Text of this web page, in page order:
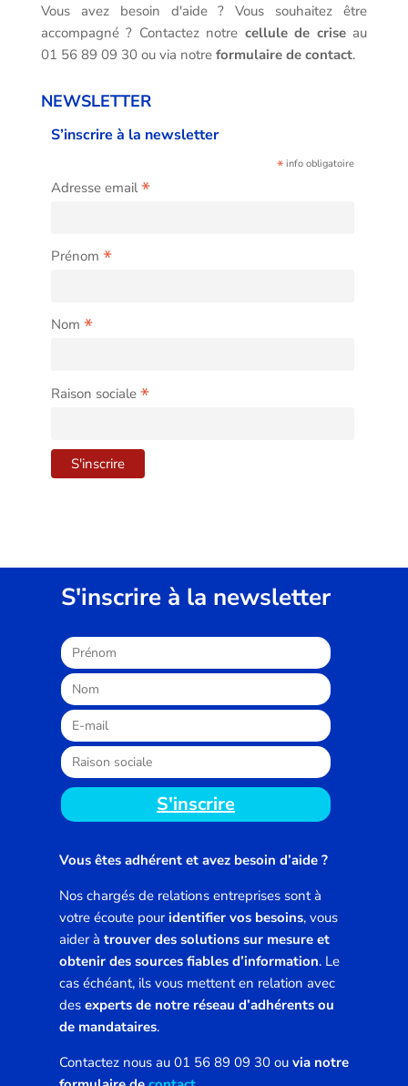
Vous avez besoin d'aide ? Vous souhaitez être
accompagné ? Contactez notre cellule de criseau
01 56 89 09 30 ou via notre formulaire de contact.
NEWSLETTER
S’inscrire à la newsletter
* info obligatoire
Adresse email*
Prénom *
Nom *
Raison sociale *
S'inscrire à la newsletter
S'inscrire
Vous êtes adhérent et avez besoin d’aide ?
Nos chargés de relations entreprises sont à
votre écoute pouridentifier vos besoins, vous
aider à trouver des solutions sur mesure et
obtenir des sources fiables d’information. Le
cas échéant, ils vous mettent en relation avec
des experts de notre réseau d’adhérents ou
de mandataires.
Contactez nous au 01 56 89 09 30 ou via notre